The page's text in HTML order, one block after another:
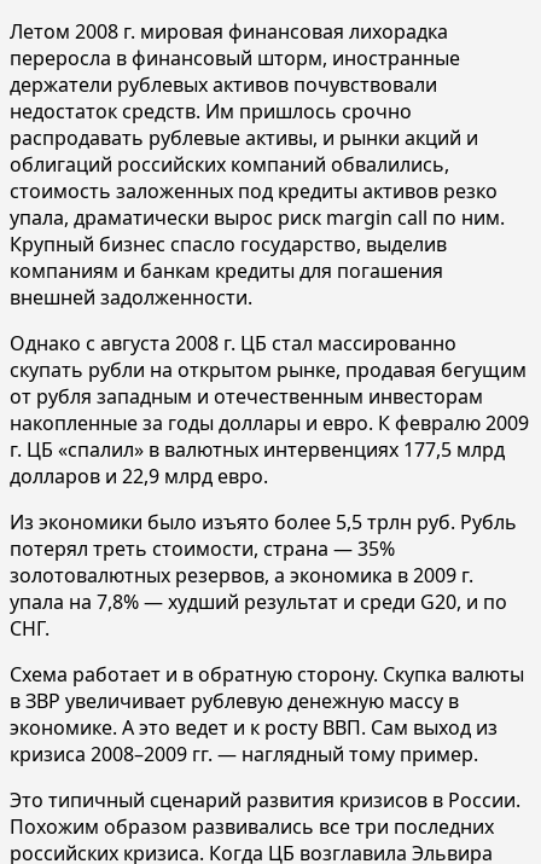
Летом 2008 г. мировая финансовая лихорадка
переросла в финансовый шторм, иностранные
держатели рублевых активов почувствовали
недостаток средств. Им пришлось срочно
распродавать рублевые активы, и рынки акций и
облигаций российских компаний обвалились,
стоимость заложенных под кредиты активов резко
упала, драматически вырос риск margin call по ним.
Крупный бизнес спасло государство, выделив
компаниям и банкам кредиты для погашения
внешней задолженности.
Однако с августа 2008 г. ЦБ стал массированно
скупать рубли на открытом рынке, продавая бегущим
от рубля западным и отечественным инвесторам
накопленные за годы доллары и евро. К февралю 2009
г. ЦБ «спалил» в валютных интервенциях 177,5 млрд
долларов и 22,9 млрд евро.
Из экономики было изъято более 5,5 трлн руб. Рубль
потерял треть стоимости, страна — 35%
золотовалютных резервов, а экономика в 2009 г.
упала на 7,8% — худший результат и среди G20, и по
СНГ.
Схема работает и в обратную сторону. Скупка валюты
в ЗВР увеличивает рублевую денежную массу в
экономике. А это ведет и к росту ВВП. Сам выход из
кризиса 2008–2009 гг. — наглядный тому пример.
Это типичный сценарий развития кризисов в России.
Похожим образом развивались все три последних
российских кризиса. Когда ЦБ возглавила Эльвира